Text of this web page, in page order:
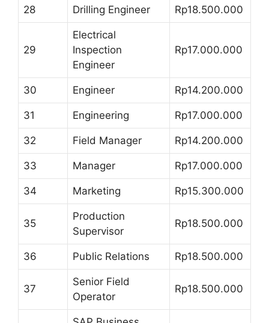
28 Drilling Engineer Rp18.500.000
29
Electrical
Inspection
Engineer
Rp17.000.000
30 Engineer Rp14.200.000
31 Engineering Rp17.000.000
32 Field Manager Rp14.200.000
33 Manager Rp17.000.000
34 Marketing Rp15.300.000
35
Production
Supervisor
Rp18.500.000
36 Public Relations Rp18.500.000
37
Senior Field
Operator
Rp18.500.000